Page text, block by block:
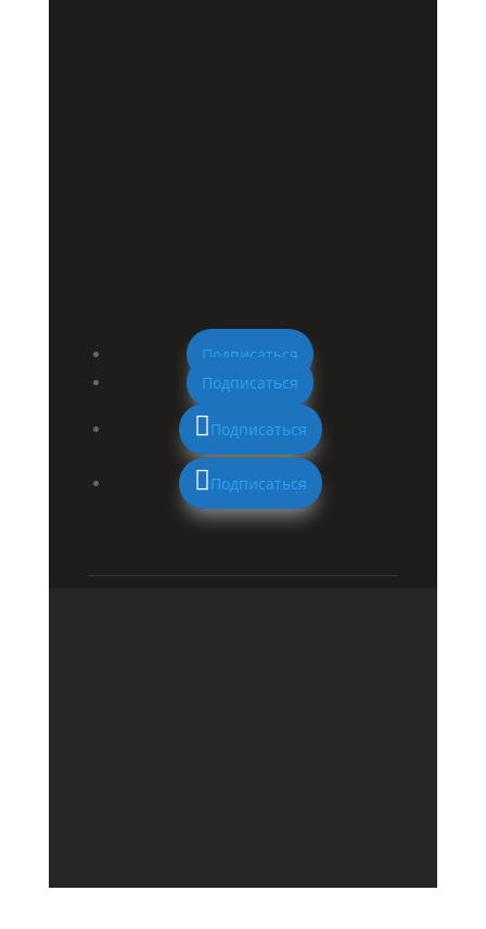
Подписаться
Подписаться
Подписаться
Подписаться